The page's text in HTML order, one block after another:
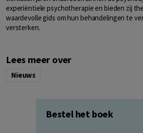
experiëntiele psychotherapie en bieden zij
waardevolle gids om hun behandelingen te
versterken.
Lees meer over
Nieuws
Bestel het boek